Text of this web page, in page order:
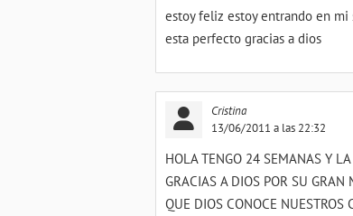
estoy feliz estoy entrando en
esta perfecto gracias a dios
Cristina
13/06/2011 a las 22:32
HOLA TENGO 24 SEMANAS Y
GRACIAS A DIOS POR SU
QUE DIOS CONOCE